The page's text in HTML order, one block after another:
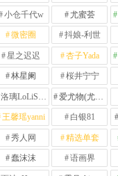
小仓千代w 尤蜜荟
微密圈 抖娘-利世
星之迟迟 杏子Yada
林星阑 桜井宁宁
洛璃LoLiSAMA 爱尤物(尤果网)
王馨瑶yanni 白银81
秀人网 精选单套
蠢沫沫 语画界